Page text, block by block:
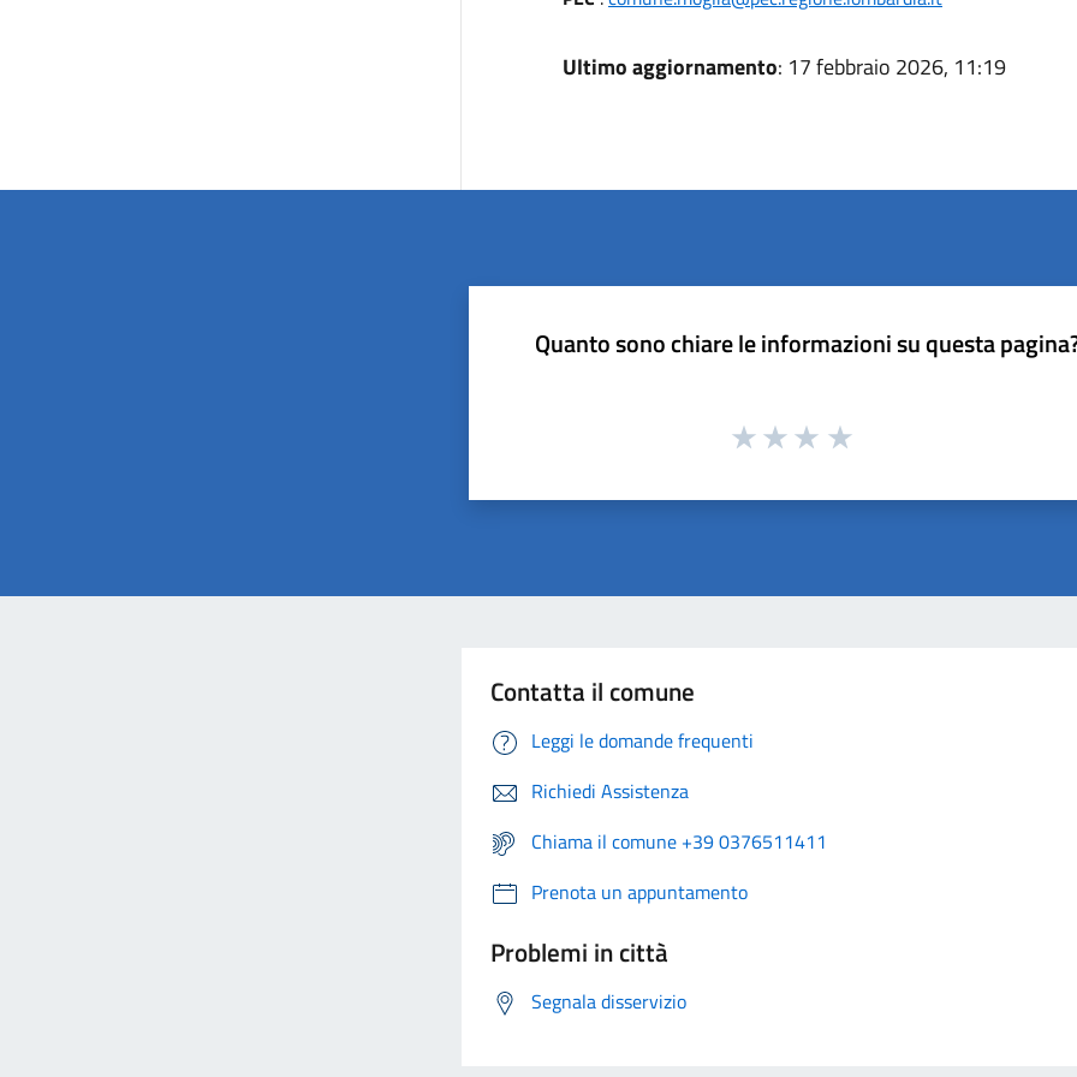
Ultimo aggiornamento: 17 febbraio 2026, 11:19
Quanto sono chiare le informazioni su questa
Contatta il comune
Leggi le domande frequenti
Richiedi Assistenza
Chiama il comune +39 0376511411
Prenota un appuntamento
Problemi in città
Segnala disservizio